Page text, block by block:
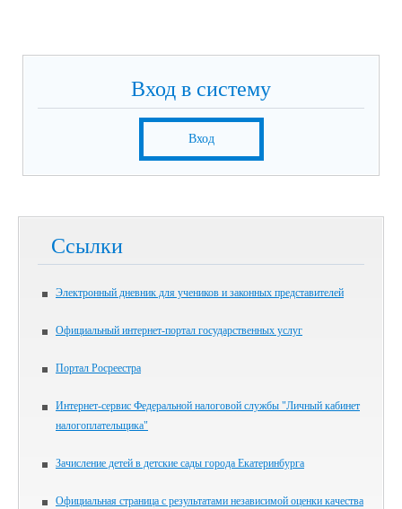
Вход в систему
Вход
Ссылки
Электронный дневник для учеников и законных представителей
Официальный интернет-портал государственных услуг
Портал Росреестра
Интернет-сервис Федеральной налоговой службы "Личный кабинет
налогоплательщика"
Зачисление детей в детские сады города Екатеринбурга
Официальная страница с результатами независимой оценки качества